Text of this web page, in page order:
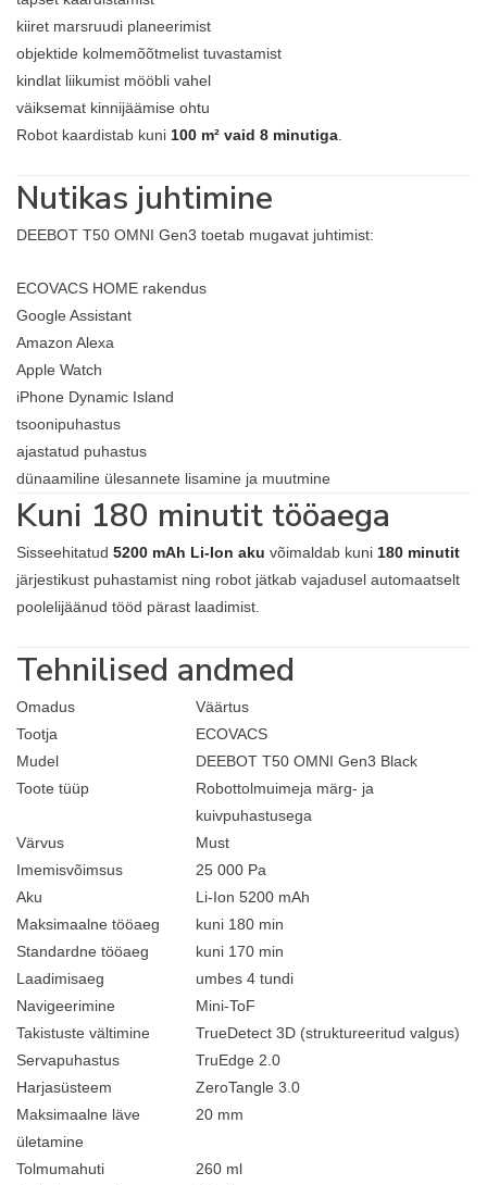
kiiret marsruudi planeerimist
objektide kolmemõõtmelist tuvastamist
kindlat liikumist mööbli vahel
väiksemat kinnijäämise ohtu
Robot kaardistab kuni 100 m² vaid 8 minutiga
Nutikas juhtimine
DEEBOT T50 OMNI Gen3 toetab mugavat juhtimist:
ECOVACS HOME rakendus
Google Assistant
Amazon Alexa
Apple Watch
iPhone Dynamic Island
tsoonipuhastus
ajastatud puhastus
dünaamiline ülesannete lisamine ja muutmine
Kuni 180 minutit tööaega
Sisseehitatud 5200 mAh Li-Ion aku võimaldab kuni 180 minutit
järjestikust puhastamist ning robot jätkab vajadusel automaatselt
poolelijäänud tööd pärast laadimist.
Tehnilised andmed
Omadus
Väärtus
Tootja
ECOVACS
Mudel
DEEBOT T50 OMNI Gen3 Black
Toote tüüp
Robottolmuimeja märg- ja
kuivpuhastusega
Värvus
Must
Imemisvõimsus
25 000 Pa
Aku
Li-Ion 5200 mAh
Maksimaalne tööaeg
kuni 180 min
Standardne tööaeg
kuni 170 min
Laadimisaeg
umbes 4 tundi
Navigeerimine
Mini-ToF
Takistuste vältimine
TrueDetect 3D (struktureeritud valgus)
Servapuhastus
TruEdge 2.0
Harjasüsteem
ZeroTangle 3.0
Maksimaalne läve
ületamine
20 mm
Tolmumahuti
260 ml